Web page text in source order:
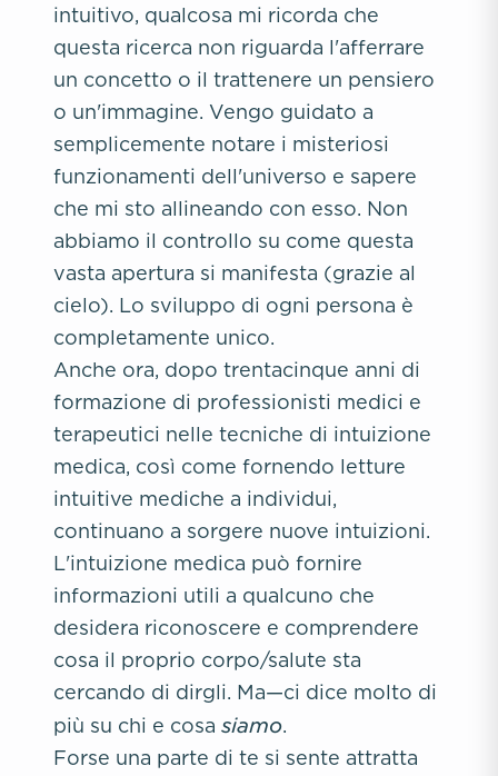
intuitivo, qualcosa mi ricorda che
questa ricerca non riguarda l'afferrare
un concetto o il trattenere un pensiero
o un'immagine. Vengo guidato a
semplicemente notare i misteriosi
funzionamenti dell'universo e sapere
che mi sto allineando con esso. Non
abbiamo il controllo su come questa
vasta apertura si manifesta (grazie al
cielo). Lo sviluppo di ogni persona è
completamente unico.
Anche ora, dopo trentacinque anni di
formazione di professionisti medici e
terapeutici nelle tecniche di intuizione
medica, così come fornendo letture
intuitive mediche a individui,
continuano a sorgere nuove intuizioni.
L'intuizione medica può fornire
informazioni utili a qualcuno che
desidera riconoscere e comprendere
cosa il proprio corpo/salute sta
cercando di dirgli. Ma—ci dice molto di
più su chi e cosa siamo.
Forse una parte di te si sente attratta